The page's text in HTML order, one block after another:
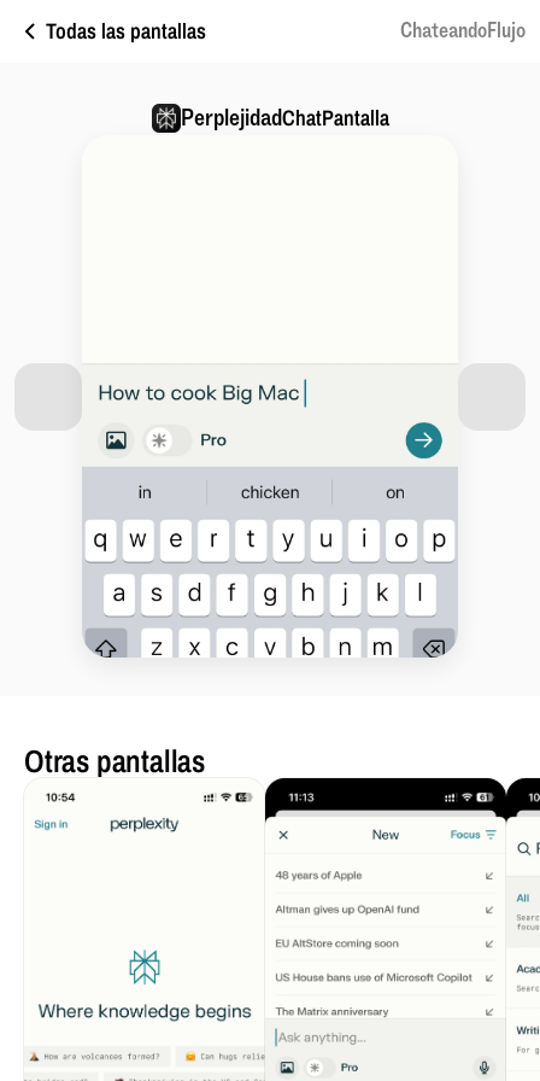
Todas las pantallas ChateandoFlujo
PerplejidadChatPantalla
Otras pantallas